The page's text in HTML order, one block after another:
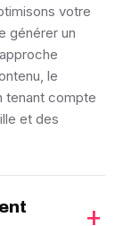
votre
générer un
le
tenant compte
et des
+